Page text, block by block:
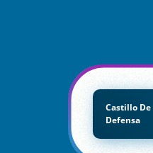
Castillo De
Defensa